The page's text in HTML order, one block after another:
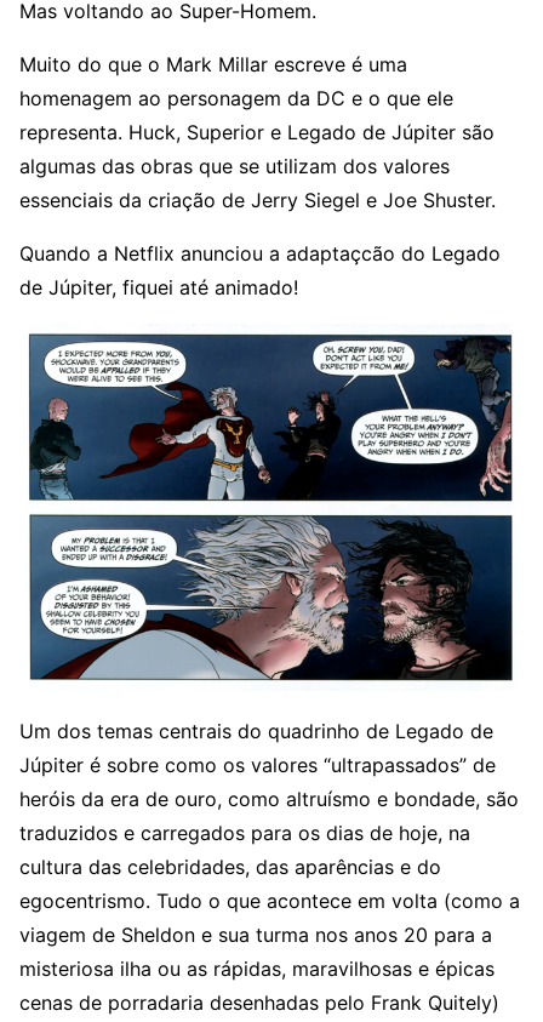
Mas voltando ao Super-Homem.
Muito do que o Mark Millar escreve é uma
homenagem ao personagem da DC e o que ele
representa. Huck, Superior e Legado de Júpiter são
algumas das obras que se utilizam dos valores
essenciais da criação de ‎Jerry Siegel e ‎Joe Shuster.
Quando a Netflix anunciou a adaptaçcão do Legado
de Júpiter, fiquei até animado!
Um dos temas centrais do quadrinho de Legado de
Júpiter é sobre como os valores “ultrapassados” de
heróis da era de ouro, como altruísmo e bondade, são
traduzidos e carregados para os dias de hoje, na
cultura das celebridades, das aparências e do
egocentrismo. Tudo o que acontece em volta (como a
viagem de Sheldon e sua turma nos anos 20 para a
misteriosa ilha ou as rápidas, maravilhosas e épicas
cenas de porradaria desenhadas pelo Frank Quitely)